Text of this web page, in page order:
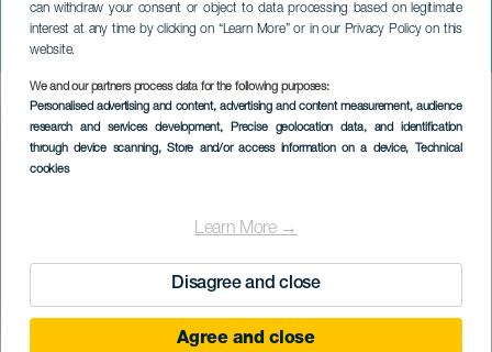
can withdraw your consent or object to data processing based on legitimate
interest at any time by clicking on “Learn More” or in our Privacy Policy on this
website.
We and our partners process data for the following purposes:
Personalised advertising and content, advertising and content measurement, audience
research and services development, Precise geolocation data, and identification
through device scanning, Store and/or access information on a device, Technical
cookies
Learn More →
Disagree and close
Agree and close
Pokzipol Poops em
concerto
Imagen
Listado